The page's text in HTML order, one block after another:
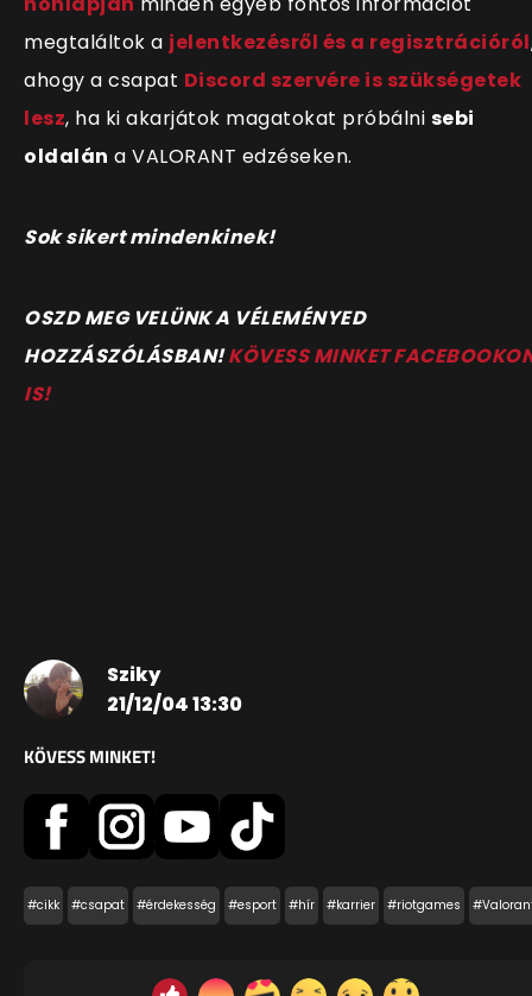
megtaláltok a jelentkezésről és a regisztrációról
ahogy a csapat Discord szervére is szükségetek
lesz, ha ki akarjátok magatokat próbálni sebi
oldalán a VALORANT edzéseken.
Sok sikert mindenkinek!
OSZD MEG VELÜNK A VÉLEMÉNYED
HOZZÁSZÓLÁSBAN!KÖVESS MINKET
IS!
Sziky
21/12/04 13:30
KÖVESS MINKET!
#cikk #csapat #érdekesség #esport #hír #karrier #riotgames